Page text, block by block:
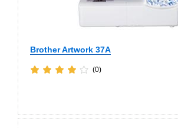
Brother Artwork 37A
(0)